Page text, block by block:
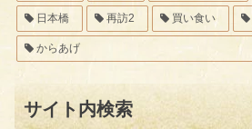
日本橋 再訪2 買い食い
からあげ
サイト内検索